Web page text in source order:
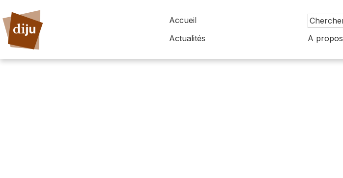
Accueil
Actualités
A propos